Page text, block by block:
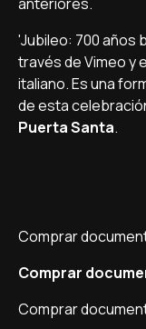
'Jubileo: 700 años
través de Vimeo y
italiano. Es una
de esta
Puerta Santa.
Comprar
Comprar
Comprar